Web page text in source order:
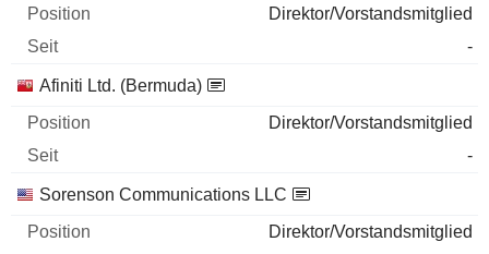
Direktor/Vorstandsmitglied
-
Afiniti Ltd. (Bermuda)
Direktor/Vorstandsmitglied
-
Sorenson Communications LLC
Direktor/Vorstandsmitglied